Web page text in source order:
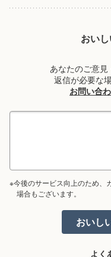
おい
あなたのご意
返信が必要な
お問い合
※今後のサービス向上のため、
場合もございます。
よく